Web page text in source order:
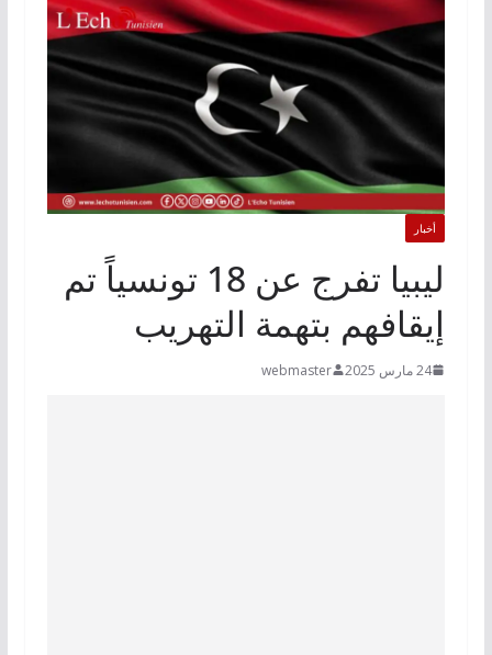
أخبار
ليبيا تفرج عن 18 تونسياً تم
إيقافهم بتهمة التهريب
24 مارس 2025 webmaster